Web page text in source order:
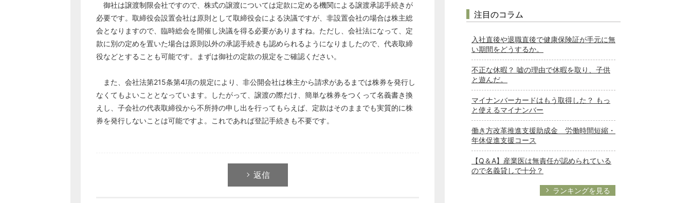
御社は譲渡制限会社ですので、株式の譲渡については定款に定める機関による譲渡承認手続きが
必要です。取締役会設置会社は原則として取締役会による決議ですが、非設置会社の場合は株主総
会となりますので、臨時総会を開催し決議を得る必要がありますね。ただし、会社法になって、定
款に別の定めを置いた場合は原則以外の承認手続きも認められるようになりましたので、代表取締
役などとすることも可能です。まずは御社の定款の規定をご確認ください。
また、会社法第215条第4項の規定により、非公開会社は株主から請求があるまでは株券を発行し
なくてもよいこととなっています。したがって、譲渡の際だけ、簡単な株券をつくって名義書き換
えし、子会社の代表取締役から不所持の申し出を行ってもらえば、定款はそのままでも実質的に株
券を発行しないことは可能ですよ。これであれば登記手続きも不要です。
返信
税務経理
企業法務
経営の知恵
総務の給湯室
次へ
注目のコラム
入社直後や退職直後で健康保険証が手元に無
い期間をどうするか。
不正な休暇？ 嘘の理由で休暇を取り、子供
と遊んだ。
マイナンバーカードはもう取得した？ もっ
と使えるマイナンバー
働き方改革推進支援助成金 労働時間短縮・
年休促進支援コース
【Q＆A】産業医は無責任が認められている
ので名義貸しで十分？
ランキングを見る